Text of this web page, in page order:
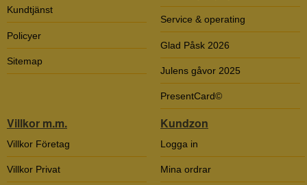
Kundtjänst
Policyer
Sitemap
Service & operating
Glad Påsk 2026
Julens gåvor 2025
PresentCard©
Villkor m.m.
Villkor Företag
Villkor Privat
Kundzon
Logga in
Mina ordrar